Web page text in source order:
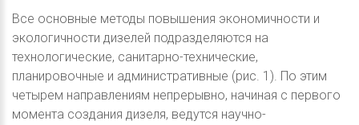
Все основные методы повышения экономичности и
экологичности дизелей подразделяются на
технологические, санитарно-технические,
планировочные и административные (рис. 1). По этим
четырем направлениям непрерывно, начиная с первого
момента создания дизеля, ведутся научно-